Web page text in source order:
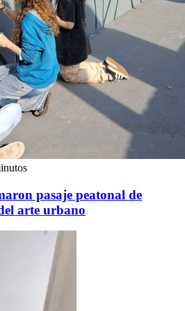
pasaje peatonal de
arte urbano